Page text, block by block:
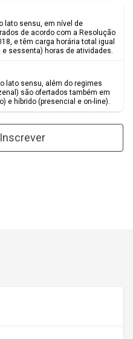
Ética e
Estratégica
Soares de Meirelles
lato sensu, em nível de
de acordo com a Resolução
e têm carga horária total igual
sessenta) horas de atividades.
lato sensu, além do regimes
são ofertados também em
e híbrido (presencial e on-line).